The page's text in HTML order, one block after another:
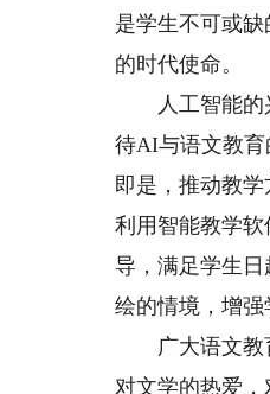
是学生不可或
的时代使命。
人工智能的兴
待AI与语文教
即是，推动教
利用智能教学
导，满足学生
绘的情境，增强
广大语文教育
对文学的热爱